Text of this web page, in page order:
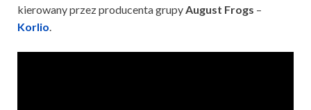
kierowany przez producenta grupyAugust Frogs –
Korlio.